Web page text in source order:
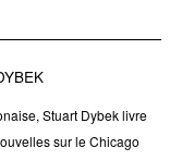
Stuart Dybek livre
sur le Chicago